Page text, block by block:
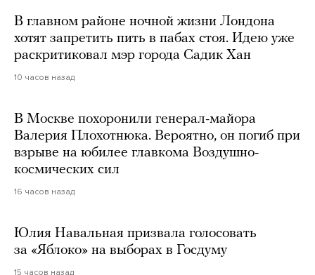
В главном районе ночной жизни Лондона
хотят запретить пить в пабах стоя. Идею уже
раскритиковал мэр города Садик Хан
10 часов назад
В Москве похоронили генерал-майора
Валерия Плохотнюка. Вероятно, он погиб при
взрыве на юбилее главкома Воздушно-
космических сил
16 часов назад
Юлия Навальная призвала голосовать
за «Яблоко» на выборах в Госдуму
15 часов назад